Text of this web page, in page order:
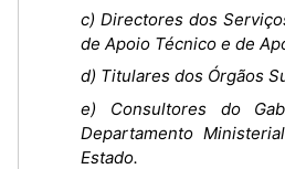
c) Directores dos
de Apoio Técnico e de
d) Titulares dos Órgãos
e) Consultores do
Departamento
Estado.